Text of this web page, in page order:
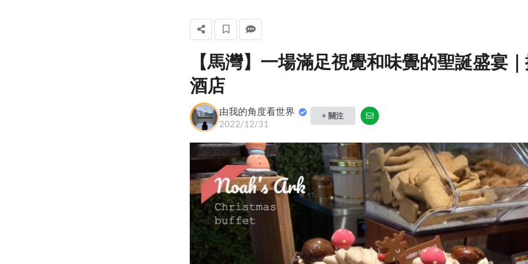
【馬灣】一場滿足視覺和味覺的聖誕盛宴
酒店
由我的角度看世界
2022/12/31
+ 關注